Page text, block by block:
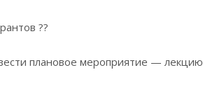
??
плановое мероприятие — лекцию